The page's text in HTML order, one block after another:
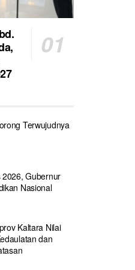
Terwujudnya
Gubernur
Nasional
Kaltara Nilai
dan